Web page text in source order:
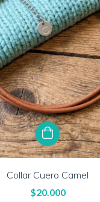
Collar Cuero Camel
$20.000